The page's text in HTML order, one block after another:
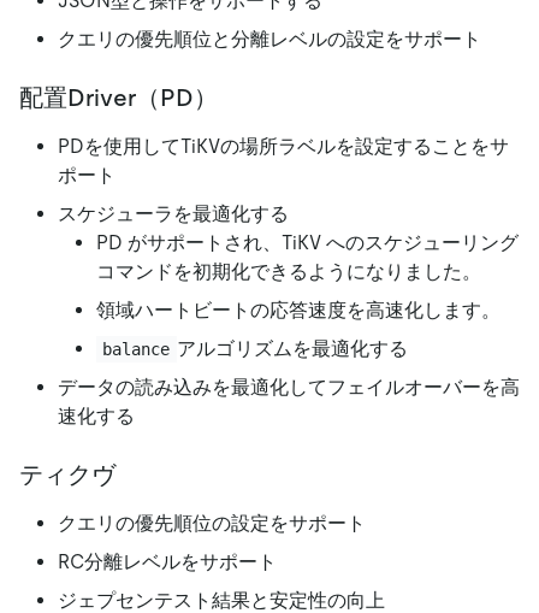
クエリの優先順位と分離レベルの設定をサポート
配置Driver（PD）
PDを使用してTiKVの場所ラベルを設定することをサ
ポート
スケジューラを最適化する
PD がサポートされ、TiKV へのスケジューリング
コマンドを初期化できるようになりました。
領域ハートビートの応答速度を高速化します。
balance アルゴリズムを最適化する
データの読み込みを最適化してフェイルオーバーを高
速化する
ティクヴ
クエリの優先順位の設定をサポート
RC分離レベルをサポート
ジェプセンテスト結果と安定性の向上